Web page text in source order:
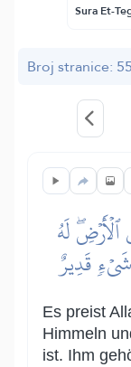
Sura Et-
Broj stranice:
لَهُ
قَدِيرٌ
Es preist
Himmeln
ist. Ihm